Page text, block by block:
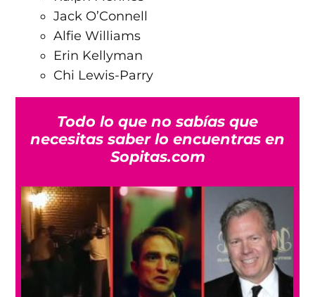
Jack O’Connell
Alfie Williams
Erin Kellyman
Chi Lewis-Parry
Todo lo que no sabías que
necesitas saber lo encuentras en
Sopitas.com